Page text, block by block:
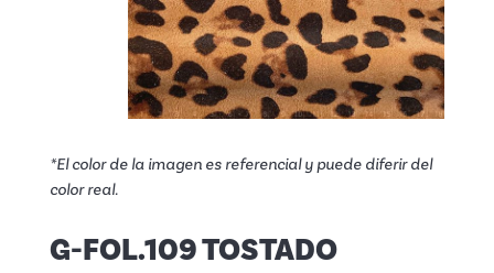
*El color de la imagen es referencial y puede diferir del
color real.
G-FOL.109 TOSTADO